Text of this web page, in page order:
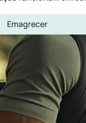
Emagrecer